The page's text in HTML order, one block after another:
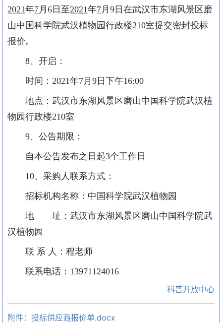
2021年7 月 6日至2021年7 月 9日在武汉市东湖风景区磨
山中国科学院武汉植物园行政楼210室提交密封投标
报价。
8、开启：
时间： 2021年7 月 9日下午16:00
地点： 武汉市东湖风景区磨山中国科学院武汉植
物园行政楼210室
9、公告期限：
自本公告发布之日起3个工作日
10、采购人联系方式：
招标机构名称： 中国科学院武汉植物园
地 址：武汉市东湖风景区磨山中国科学院武
汉植物园
联 系 人：程老师
联系电话： 13971124016
科普开放中心
附件：投标供应商报价单.docx